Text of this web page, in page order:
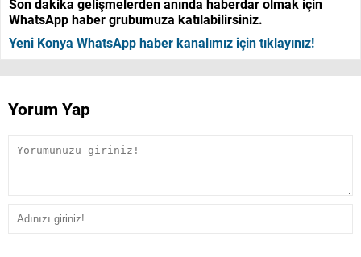
Son dakika gelişmelerden anında haberdar olmak için
WhatsApp haber grubumuza katılabilirsiniz.
Yeni Konya WhatsApp haber kanalımız için tıklayınız!
Yorum Yap